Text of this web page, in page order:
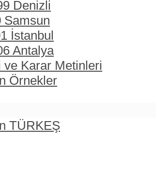
Denizli
Samsun
İstanbul
Antalya
ve Karar Metinleri
Örnekler
TÜRKEŞ